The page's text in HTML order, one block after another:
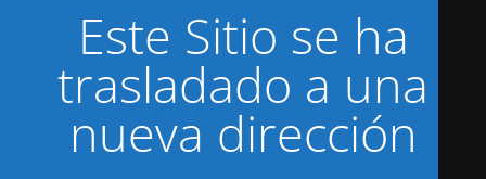
Este Sitio se ha
trasladado a una
nueva dirección